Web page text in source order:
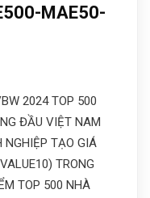
MAE50-
2024 TOP 500
ĐẦU VIỆT NAM
NGHIỆP TẠO GIÁ
TRONG
TOP 500 NHÀ